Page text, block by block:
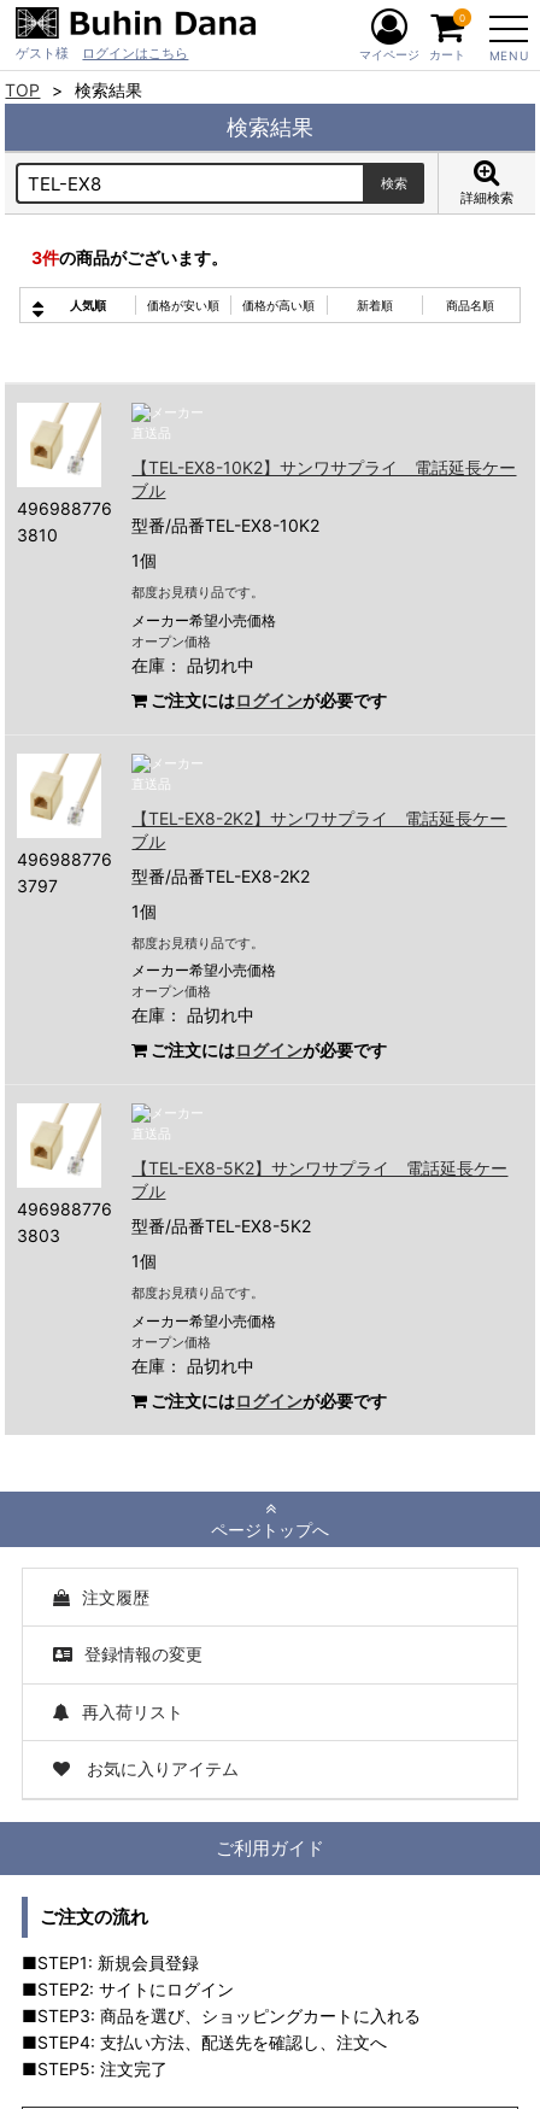
ゲスト様 ログインはこちら MENU
マイページ カート
0
TOP 検索結果
検索結果
詳細検索
3件の商品がございます。
人気順 価格が安い順 価格が高い順 新着順 商品名順
496988776
3810
【TEL-EX8-10K2】サンワサプライ 電話延長ケー
ブル
型番/品番TEL-EX8-10K2
1個
都度お見積り品です。
メーカー希望小売価格
オープン価格
在庫：品切れ中
ご注文にはログインが必要です
496988776
3797
【TEL-EX8-2K2】サンワサプライ 電話延長ケー
ブル
型番/品番TEL-EX8-2K2
1個
都度お見積り品です。
メーカー希望小売価格
オープン価格
在庫：品切れ中
ご注文にはログインが必要です
496988776
3803
【TEL-EX8-5K2】サンワサプライ 電話延長ケー
ブル
型番/品番TEL-EX8-5K2
1個
都度お見積り品です。
メーカー希望小売価格
オープン価格
在庫：品切れ中
ご注文にはログインが必要です
ページトップへ
注文履歴
登録情報の変更
再入荷リスト
お気に入りアイテム
ご利用ガイド
ご注文の流れ
■STEP1: 新規会員登録
■STEP2: サイトにログイン
■STEP3: 商品を選び、ショッピングカートに入れる
■STEP4: 支払い方法、配送先を確認し、注文へ
■STEP5: 注文完了